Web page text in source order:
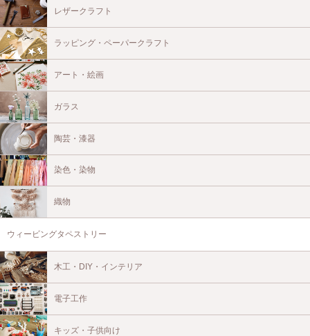
レザークラフト
ラッピング・ペーパークラフト
アート・絵画
ガラス
陶芸・漆器
染色・染物
織物
ウィービングタペストリー
木工・DIY・インテリア
電子工作
キッズ・子供向け